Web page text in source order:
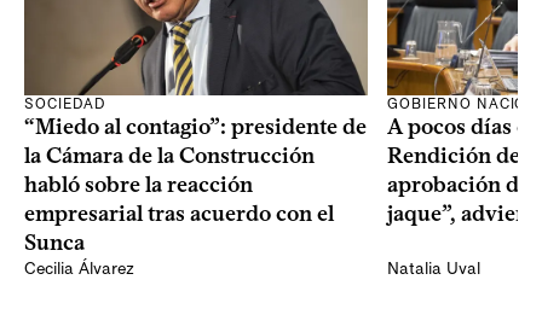
SOCIEDAD
“Miedo al contagio”: presidente de
la Cámara de la Construcción
habló sobre la reacción
empresarial tras acuerdo con el
Sunca
Cecilia Álvarez
GOBIERNO
A pocos días
Rendición de
aprobación del
jaque”,
Natalia Uval